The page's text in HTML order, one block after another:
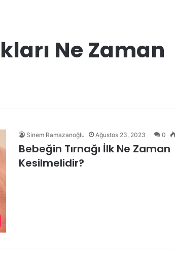
Ne Zaman
Sinem Ramazanoğlu Ağustos 23, 2023 0
Bebeğin Tırnağı İlk Ne Zaman
Kesilmelidir?